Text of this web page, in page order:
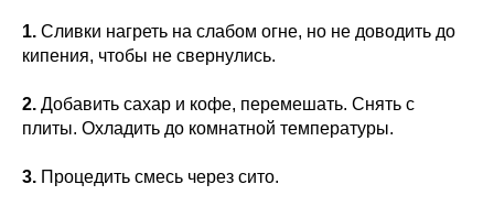
1. Сливки нагреть на слабом огне, но не доводить до
кипения, чтобы не свернулись.
2. Добавить сахар и кофе, перемешать. Снять с
плиты. Охладить до комнатной температуры.
3. Процедить смесь через сито.